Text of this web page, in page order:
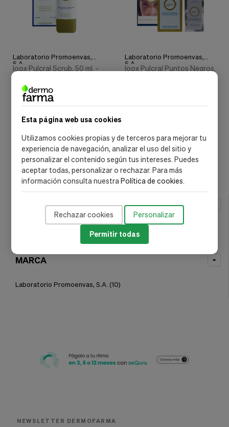
Esta página web usa cookies
Utilizamos cookies propias y de terceros para mejorar tu
experiencia de navegación, analizar el uso del sitio y
personalizar el contenido según tus intereses. Puedes
aceptar todas, personalizar o rechazar. Para más
información consulta nuestraPolítica de cookies.
Rechazar cookies Personalizar
Permitir todas
Laboratorio Promoenvas,
S.A.
Ioox Pulcral Scrub, 50 ml. -
15,38 €
12,30 €
Añadir al carrito
Laboratorio Promoenvas,
S.A.
Ioox Pulcral Puntos Negros.
Mostrar:
MARCA
Laboratorio Promoenvas, S.A. (10)
NEWSLETTER DERMOFARMA